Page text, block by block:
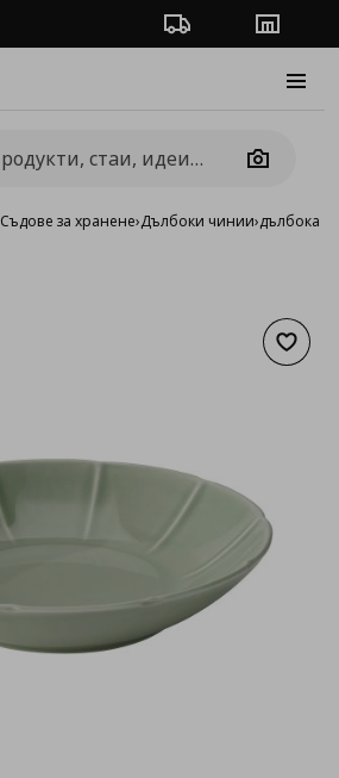
Проследяване на
Camera
Съдове за хранене›Дълбоки чинии›дълбока